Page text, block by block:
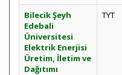
Bilecik Şeyh
Edebali
Üniversitesi
Elektrik Enerjisi
Üretim, İletim ve
Dağıtımı
TYT